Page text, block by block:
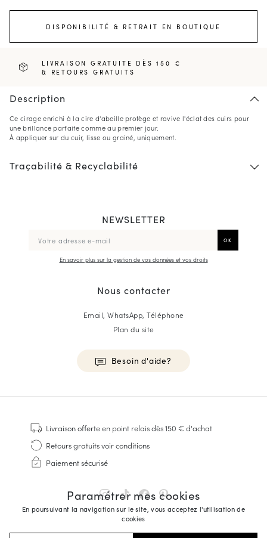
DISPONIBILITÉ & RETRAIT EN BOUTIQUE
LIVRAISON GRATUITE DÈS 150 €
& RETOURS GRATUITS
Description
Ce cirage enrichi à la cire d'abeille protège et ravive l'éclat des cuirs pour
une brillance parfaite comme au premier jour.
À appliquer sur du cuir, lisse ou grainé, uniquement.
Traçabilité & Recyclabilité
Paramétrer mes cookies
En poursuivant la navigation sur le site, vous acceptez l'utilisation de
cookies
NEWSLETTER
En savoir plus sur la gestion de vos données et vos droits
Nous contacter
Email, WhatsApp, Téléphone
Plan du site
Besoin d'aide?
Baskets
Cousu Goodyear
Derbies & Richelieu
Richelieus Homme
Sandales & Espadrilles
Sacoches Business
Livraison offerteen point relais dès 150 € d'achat
Retours gratuitsvoir conditions
Paiement sécurisé